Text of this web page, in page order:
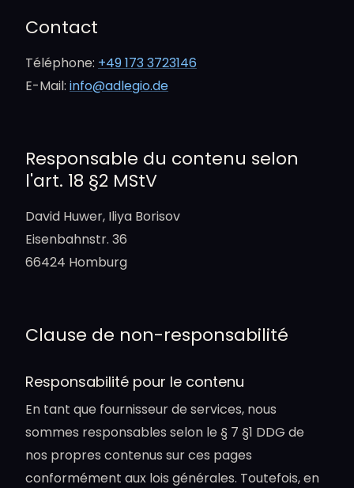
Contact
Téléphone: +49 173 3723146
E-Mail: info@adlegio.de
Responsable du contenu selon
l'art. 18 §2 MStV
David Huwer, Iliya Borisov
Eisenbahnstr. 36
66424 Homburg
Clause de non-responsabilité
Responsabilité pour le contenu
En tant que fournisseur de services, nous
sommes responsables selon le § 7 §1 DDG de
nos propres contenus sur ces pages
conformément aux lois générales. Toutefois, en